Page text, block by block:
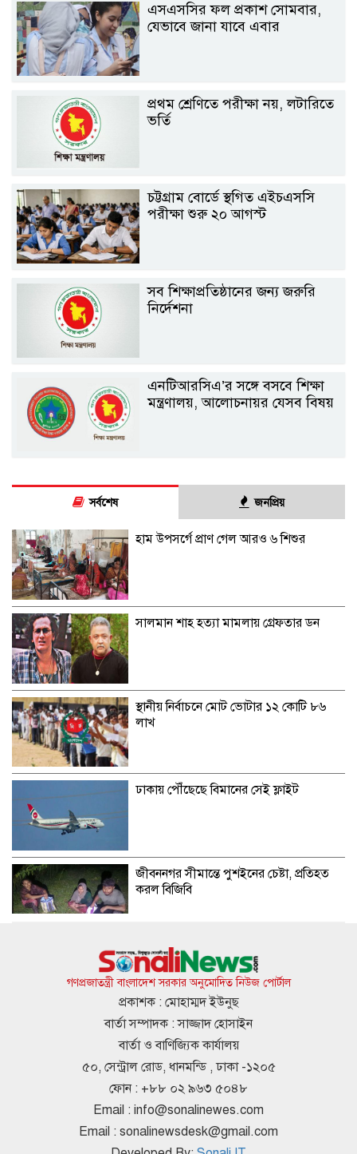
এসএসসির ফল প্রকাশ সোমবার,
যেভাবে জানা যাবে এবার
প্রথম শ্রেণিতে পরীক্ষা নয়, লটারিতে
ভর্তি
চট্টগ্রাম বোর্ডে স্থগিত এইচএসসি
পরীক্ষা শুরু ২০ আগস্ট
সব শিক্ষাপ্রতিষ্ঠানের জন্য জরুরি
নির্দেশনা
এনটিআরসিএ’র সঙ্গে বসবে শিক্ষা
মন্ত্রণালয়, আলোচনায়র যেসব বিষয়
সর্বশেষ জনপ্রিয়
হাম উপসর্গে প্রাণ গেল আরও ৬ শিশুর
সালমান শাহ হত্যা মামলায় গ্রেফতার ডন
স্থানীয় নির্বাচনে মোট ভোটার ১২ কোটি ৮৬
লাখ
ঢাকায় পৌঁছেছে বিমানের সেই ফ্লাইট
জীবননগর সীমান্তে পুশইনের চেষ্টা, প্রতিহত
করল বিজিবি
১১ দলীয় ঐক্যের রাষ্ট্রপতি প্রার্থী অলি আহমদ
ভীমরুলীর পেয়ারা রপ্তানির সম্ভাবনা দেখছেন
মার্কিন রাষ্ট্রদূত
রাষ্ট্রপতি নির্বাচনে দুই মনোনয়নপত্র সংগ্রহ
করেছে বিএনপি
গণপ্রজাতন্ত্রী বাংলাদেশ সরকার অনুমোদিত নিউজ পোর্টাল
প্রকাশক : মোহাম্মদ ইউনুছ
বার্তা সম্পাদক : সাজ্জাদ হোসাইন
বার্তা ও বাণিজ্যিক কার্যালয়
৫০, সেন্ট্রাল রোড, ধানমন্ডি , ঢাকা -১২০৫
ফোন : +৮৮ ০২ ৯৬৩ ৫০৪৮
Email : info@sonalinewes.com
Email : sonalinewsdesk@gmail.com